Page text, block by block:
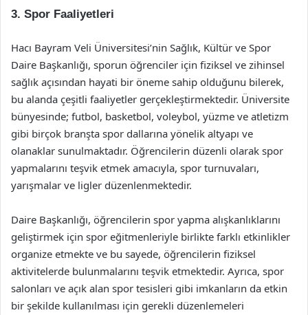
3. Spor Faaliyetleri
Hacı Bayram Veli Üniversitesi’nin Sağlık, Kültür ve Spor
Daire Başkanlığı, sporun öğrenciler için fiziksel ve zihinsel
sağlık açısından hayati bir öneme sahip olduğunu bilerek,
bu alanda çeşitli faaliyetler gerçekleştirmektedir. Üniversite
bünyesinde; futbol, basketbol, voleybol, yüzme ve atletizm
gibi birçok branşta spor dallarına yönelik altyapı ve
olanaklar sunulmaktadır. Öğrencilerin düzenli olarak spor
yapmalarını teşvik etmek amacıyla, spor turnuvaları,
yarışmalar ve ligler düzenlenmektedir.
Daire Başkanlığı, öğrencilerin spor yapma alışkanlıklarını
geliştirmek için spor eğitmenleriyle birlikte farklı etkinlikler
organize etmekte ve bu sayede, öğrencilerin fiziksel
aktivitelerde bulunmalarını teşvik etmektedir. Ayrıca, spor
salonları ve açık alan spor tesisleri gibi imkanların da etkin
bir şekilde kullanılması için gerekli düzenlemeleri